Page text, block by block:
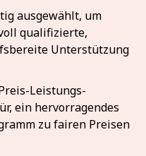
ausgewählt, um
qualifizierte,
Unterstützung
Leistungs-
ein hervorragendes
zu fairen Preisen